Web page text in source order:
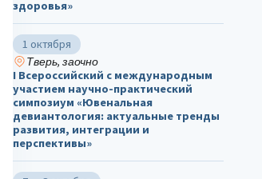
здоровья»
1 октября
Тверь, заочно
I Всероссийский с международным
участием научно-практический
симпозиум «Ювенальная
девиантология: актуальные тренды
развития, интеграции и
перспективы»